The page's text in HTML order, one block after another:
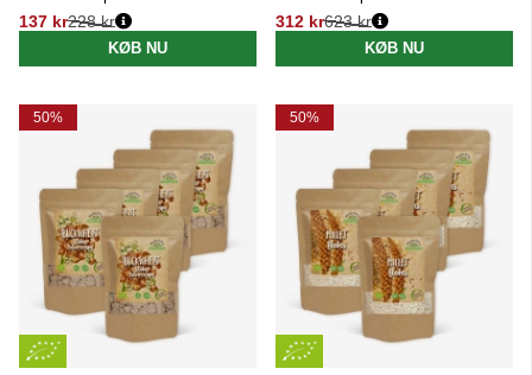
137 kr
Normalpris:
228 kr
KØB NU
312 kr
Normalpris:
623 kr
KØB NU
50% 50%